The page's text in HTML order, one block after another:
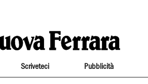
Scriveteci Pubblicità